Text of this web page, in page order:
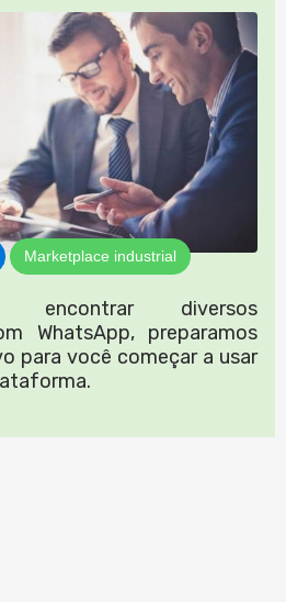
Marketplace industrial
encontrar diversos
WhatsApp, preparamos
para você começar a usar